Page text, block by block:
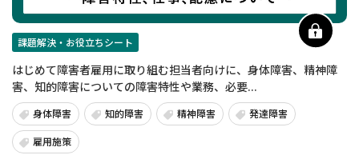
課題解決・お役立ちシート
はじめて障害者雇用に取り組む担当者向けに、身体障害、精神障
害、知的障害についての障害特性や業務、必要...
身体障害 知的障害 精神障害 発達障害
雇用施策